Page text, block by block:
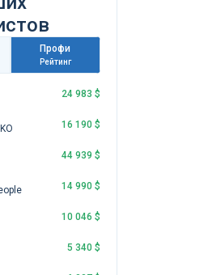
Профи
Рейтинг
24 983 $
16 190 $
44 939 $
14 990 $
10 046 $
5 340 $